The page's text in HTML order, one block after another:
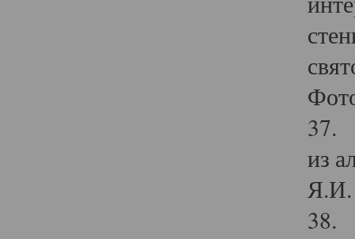
37.
из
Я.И.
38.